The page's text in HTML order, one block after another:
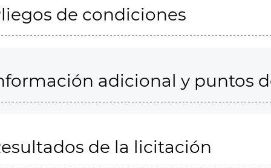
de condiciones
adicional y puntos
de la licitación